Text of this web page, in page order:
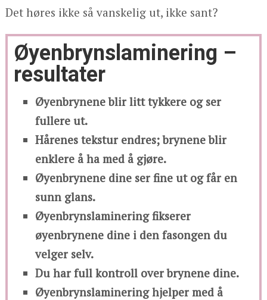
Det høres ikke så vanskelig ut, ikke sant?
Øyenbrynslaminering –
resultater
Øyenbrynene blir litt tykkere og ser
fullere ut.
Hårenes tekstur endres; brynene blir
enklere å ha med å gjøre.
Øyenbrynene dine ser fine ut og får en
sunn glans.
Øyenbrynslaminering fikserer
øyenbrynene dine i den fasongen du
velger selv.
Du har full kontroll over brynene dine.
Øyenbrynslaminering hjelper med å